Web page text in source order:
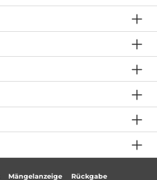
Mängelanzeige Rückgabe